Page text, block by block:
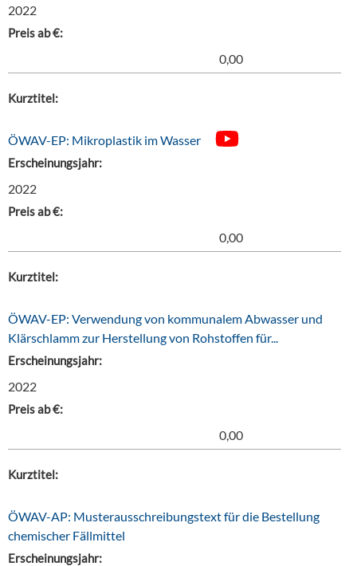
2022
Preis ab €:
0,00
Kurztitel:
ÖWAV-EP: Mikroplastik im Wasser
Erscheinungsjahr:
2022
Preis ab €:
0,00
Kurztitel:
ÖWAV-EP: Verwendung von kommunalem Abwasser und
Klärschlamm zur Herstellung von Rohstoffen für...
Erscheinungsjahr:
2022
Preis ab €:
0,00
Kurztitel:
ÖWAV-AP: Musterausschreibungstext für die Bestellung
chemischer Fällmittel
Erscheinungsjahr: